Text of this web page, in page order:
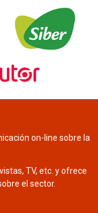
on-line sobre la
TV, etc. y ofrece
el sector.